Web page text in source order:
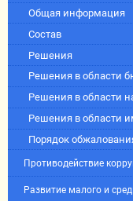
Общая информация
Состав
Решения
Решения в области
Решения в области
Решения в области
Порядок
Противодействие
Развитие малого и